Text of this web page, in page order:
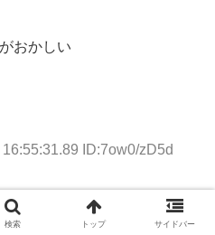
おかしい
ID:7ow0/zD5d
検索 トップ サイドバー